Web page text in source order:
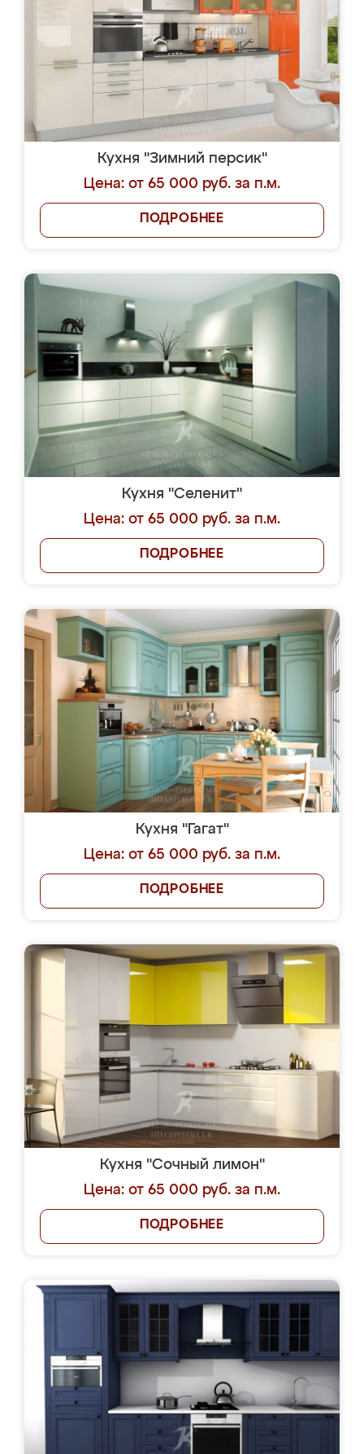
Кухня "Зимний персик"
Цена: от 65 000 руб. за п.м.
ПОДРОБНЕЕ
Кухня "Селенит"
Цена: от 65 000 руб. за п.м.
ПОДРОБНЕЕ
Кухня "Гагат"
Цена: от 65 000 руб. за п.м.
ПОДРОБНЕЕ
Кухня "Сочный лимон"
Цена: от 65 000 руб. за п.м.
ПОДРОБНЕЕ